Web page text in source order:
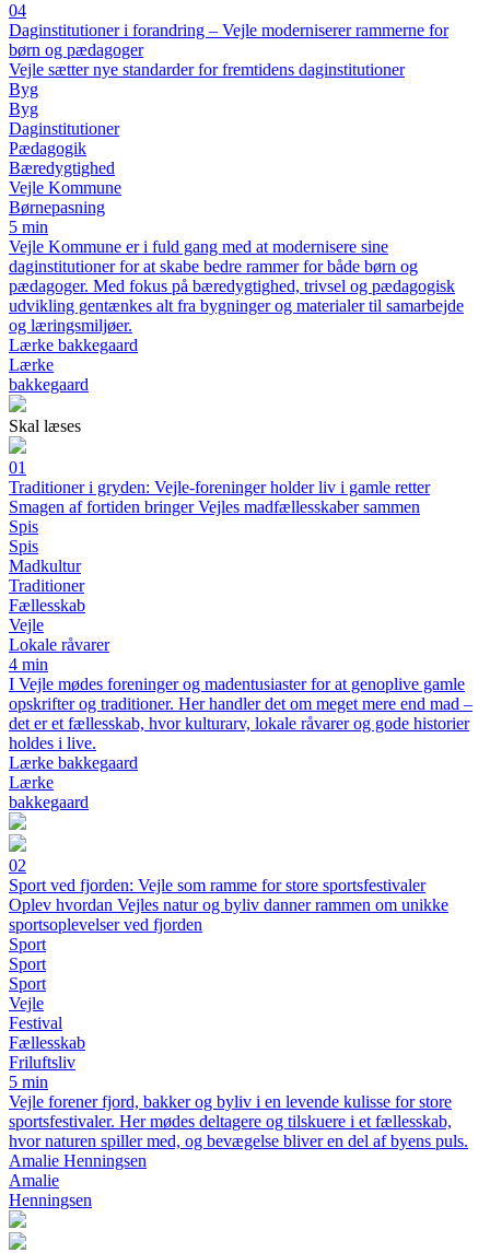
04
Daginstitutioner i forandring – Vejle moderniserer rammerne for
børn og pædagoger
Vejle sætter nye standarder for fremtidens daginstitutioner
Byg
Byg
Daginstitutioner
Pædagogik
Bæredygtighed
Vejle Kommune
Børnepasning
5 min
Vejle Kommune er i fuld gang med at modernisere sine
daginstitutioner for at skabe bedre rammer for både børn og
pædagoger. Med fokus på bæredygtighed, trivsel og pædagogisk
udvikling gentænkes alt fra bygninger og materialer til samarbejde
og læringsmiljøer.
Lærke bakkegaard
Lærke
bakkegaard
Skal læses
01
Traditioner i gryden: Vejle-foreninger holder liv i gamle retter
Smagen af fortiden bringer Vejles madfællesskaber sammen
Spis
Spis
Madkultur
Traditioner
Fællesskab
Vejle
Lokale råvarer
4 min
I Vejle mødes foreninger og madentusiaster for at genoplive gamle
opskrifter og traditioner. Her handler det om meget mere end mad –
det er et fællesskab, hvor kulturarv, lokale råvarer og gode historier
holdes i live.
Lærke bakkegaard
Lærke
bakkegaard
02
Sport ved fjorden: Vejle som ramme for store sportsfestivaler
Oplev hvordan Vejles natur og byliv danner rammen om unikke
sportsoplevelser ved fjorden
Sport
Sport
Sport
Vejle
Festival
Fællesskab
Friluftsliv
5 min
Vejle forener fjord, bakker og byliv i en levende kulisse for store
sportsfestivaler. Her mødes deltagere og tilskuere i et fællesskab,
hvor naturen spiller med, og bevægelse bliver en del af byens puls.
Amalie Henningsen
Amalie
Henningsen